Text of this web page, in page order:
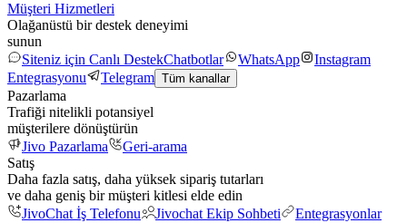
Müşteri Hizmetleri
Olağanüstü bir destek deneyimi
sunun
Siteniz için Canlı DestekChatbotlar WhatsApp
Instagram
Entegrasyonu
Telegram Tüm kanallar
Pazarlama
Trafiği nitelikli potansiyel
müşterilere dönüştürün
Jivo Pazarlama
Geri-arama
Satış
Daha fazla satış, daha yüksek sipariş tutarları
ve daha geniş bir müşteri kitlesi elde edin
JivoChat İş Telefonu
Jivochat Ekip Sohbeti
Entegrasyonlar